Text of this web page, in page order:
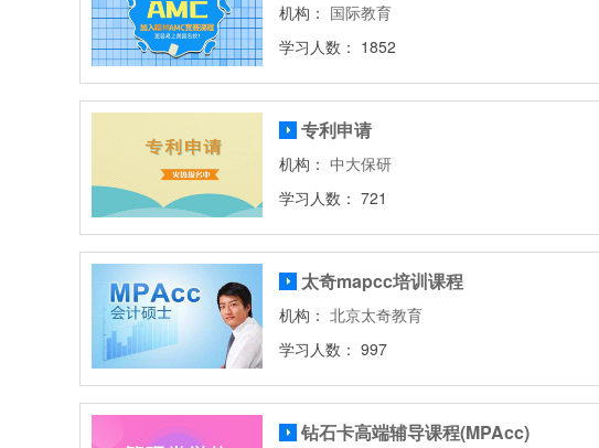
机构： 国际教育
学习人数： 1852
专利申请
机构： 中大保研
学习人数： 721
太奇mapcc培训课程
机构： 北京太奇教育
学习人数： 997
钻石卡高端辅导课程(MPAcc)